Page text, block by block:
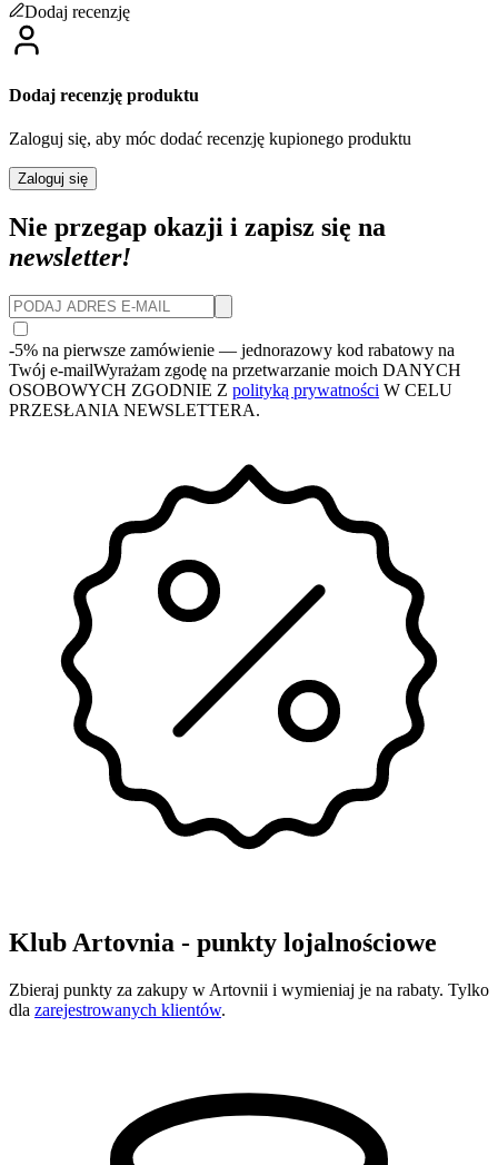
Dodaj recenzję
Dodaj recenzję produktu
Zaloguj się, aby móc dodać recenzję kupionego produktu
Zaloguj się
Nie przegap okazji i zapisz się na
newsletter!
-5% na pierwsze zamówienie — jednorazowy kod rabatowy na
Twój e-mailWyrażam zgodę na przetwarzanie moich DANYCH
OSOBOWYCH ZGODNIE Z polityką prywatności W CELU
PRZESŁANIA NEWSLETTERA.
Klub Artovnia - punkty lojalnościowe
Zbieraj punkty za zakupy w Artovnii i wymieniaj je na rabaty. Tylko
dla zarejestrowanych klientów.